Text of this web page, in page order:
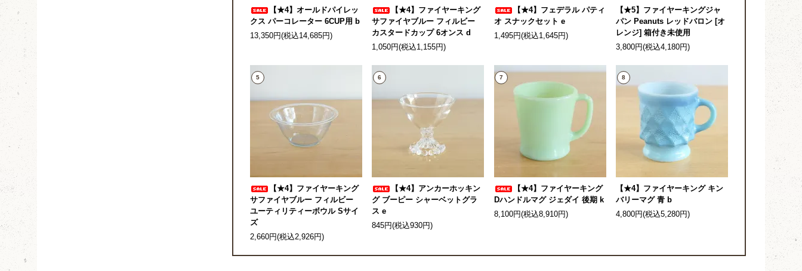
【★4】オールドパイレッ
クス パーコレーター 6CUP用 b
13,350円(税込14,685円)
【★4】ファイヤーキング
サファイヤブルー フィルビー
カスタードカップ 6オンス d
1,050円(税込1,155円)
【★4】フェデラル パティ
オ スナックセット e
1,495円(税込1,645円)
【★5】ファイヤーキングジャ
パン Peanuts レッドバロン [オ
レンジ] 箱付き未使用
3,800円(税込4,180円)
5
【★4】ファイヤーキング
サファイヤブルー フィルビー
ユーティリティーボウル Sサイ
ズ
2,660円(税込2,926円)
6
【★4】アンカーホッキン
グ ブーピー シャーベットグラ
ス e
845円(税込930円)
7
【★4】ファイヤーキング
Dハンドルマグ ジェダイ 後期 k
8,100円(税込8,910円)
8
【★4】ファイヤーキング キン
バリーマグ 青 b
4,800円(税込5,280円)